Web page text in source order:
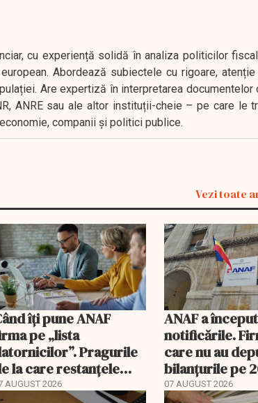
cu experiență solidă în analiza politicilor
Abordează subiectele cu rigoare,
Are expertiză în interpretarea documentelor
ANRE sau ale altor instituții-cheie – pe care le
companii și politici publice.
Vezi toate
îți pune ANAF
pe „lista
Pragurile
la care restanțele
publice
AUGUST 2026
ANAF a început
notificările.
care nu au
bilanțurile pe
să ajungă
07 AUGUST 2026